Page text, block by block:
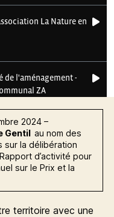
2024 –
Gentilau nom des
sur la délibération
d’activité pour
sur le Prix et la
territoire avec une